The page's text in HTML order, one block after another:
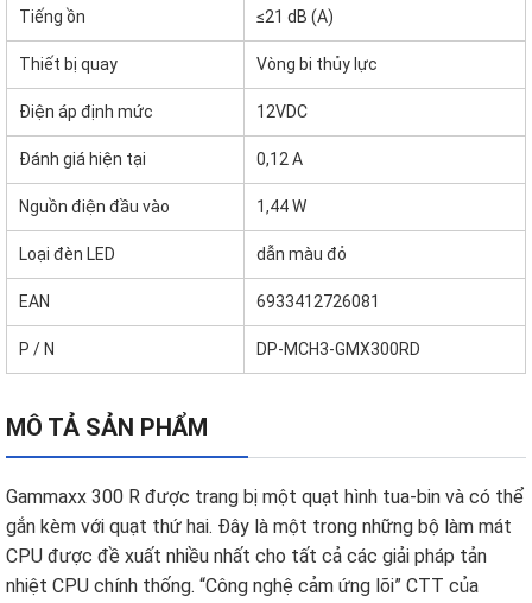
Tiếng ồn ≤21 dB (A)
Thiết bị quay Vòng bi thủy lực
Điện áp định mức 12VDC
Đánh giá hiện tại 0,12 A
Nguồn điện đầu vào 1,44 W
Loại đèn LED dẫn màu đỏ
EAN 6933412726081
P / N DP-MCH3-GMX300RD
MÔ TẢ SẢN PHẨM
Gammaxx 300 R được trang bị một quạt hình tua-bin và có thể
gắn kèm với quạt thứ hai. Đây là một trong những bộ làm mát
CPU được đề xuất nhiều nhất cho tất cả các giải pháp tản
nhiệt CPU chính thống. “Công nghệ cảm ứng lõi” CTT của